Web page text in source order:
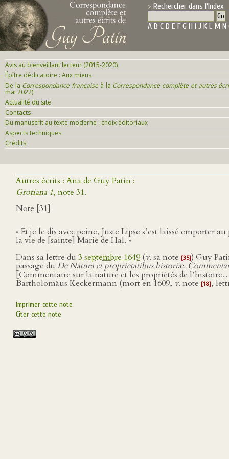
Rechercher dans l'Index
A B C D E F G H I J K L M N